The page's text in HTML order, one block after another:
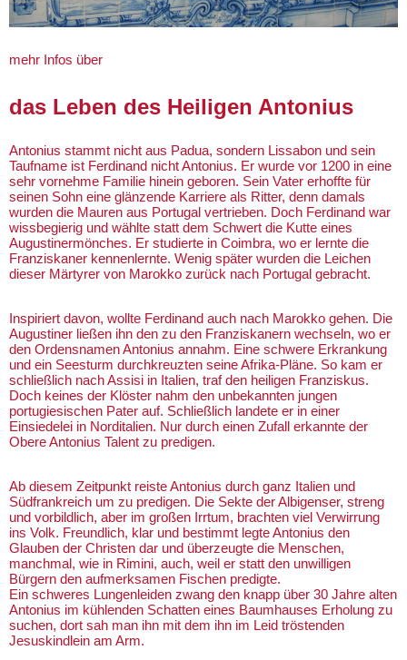
mehr Infos über
das Leben des Heiligen Antonius
Antonius stammt nicht aus Padua, sondern Lissabon und sein
Taufname ist Ferdinand nicht Antonius. Er wurde vor 1200 in eine
sehr vornehme Familie hinein geboren. Sein Vater erhoffte für
seinen Sohn eine glänzende Karriere als Ritter, denn damals
wurden die Mauren aus Portugal vertrieben. Doch Ferdinand war
wissbegierig und wählte statt dem Schwert die Kutte eines
Augustinermönches. Er studierte in Coimbra, wo er lernte die
Franziskaner kennenlernte. Wenig später wurden die Leichen
dieser Märtyrer von Marokko zurück nach Portugal gebracht.
Inspiriert davon, wollte Ferdinand auch nach Marokko gehen. Die
Augustiner ließen ihn den zu den Franziskanern wechseln, wo er
den Ordensnamen Antonius annahm. Eine schwere Erkrankung
und ein Seesturm durchkreuzten seine Afrika-Pläne. So kam er
schließlich nach Assisi in Italien, traf den heiligen Franziskus.
Doch keines der Klöster nahm den unbekannten jungen
portugiesischen Pater auf. Schließlich landete er in einer
Einsiedelei in Norditalien. Nur durch einen Zufall erkannte der
Obere Antonius Talent zu predigen.
Ab diesem Zeitpunkt reiste Antonius durch ganz Italien und
Südfrankreich um zu predigen. Die Sekte der Albigenser, streng
und vorbildlich, aber im großen Irrtum, brachten viel Verwirrung
ins Volk. Freundlich, klar und bestimmt legte Antonius den
Glauben der Christen dar und überzeugte die Menschen,
manchmal, wie in Rimini, auch, weil er statt den unwilligen
Bürgern den aufmerksamen Fischen predigte.
Ein schweres Lungenleiden zwang den knapp über 30 Jahre alten
Antonius im kühlenden Schatten eines Baumhauses Erholung zu
suchen, dort sah man ihn mit dem ihn im Leid tröstenden
Jesuskindlein am Arm.